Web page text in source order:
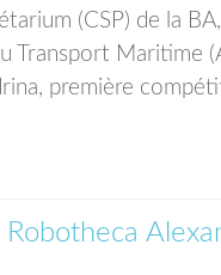
(CSP) de la
Transport
première
Robotheca